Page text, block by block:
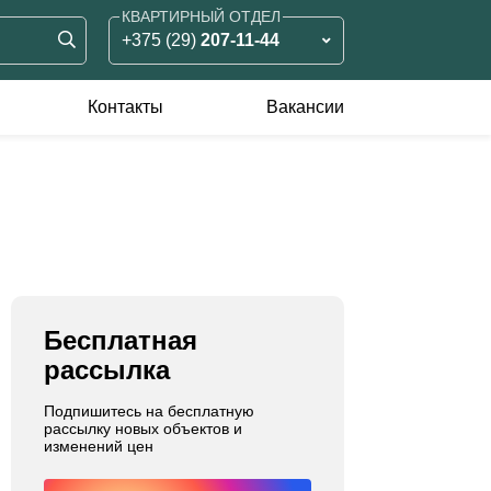
КВАРТИРНЫЙ ОТДЕЛ
+375 (29) 207-11-44
ЗЕМЕЛЬНЫЙ ОТДЕЛ
+375 (29)
826-90-05
Контакты Вакансии
Бесплатная
рассылка
Подпишитесь на бесплатную
рассылку новых объектов и
изменений цен